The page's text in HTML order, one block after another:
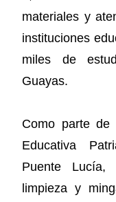
materiales y
instituciones
miles de
Guayas.
Como parte de
Educativa
Puente Lucía,
limpieza y